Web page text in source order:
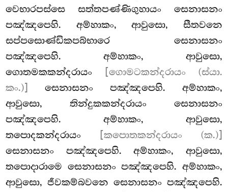
වෙභාරපස්සෙ සත්තපණ්ණිගුහායං සෙනාසනං
පඤ්ඤපෙහි. අම්හාකං, ආවුසො, සීතවනෙ
සප්පසොණ්ඩිකපබ්භාරෙ සෙනාසනං
පඤ්ඤපෙහි. අම්හාකං, ආවුසො,
ගොතමකකන්දරායං
[ගොමටකන්දරායං (ස්යා.
කං.)]
සෙනාසනං පඤ්ඤපෙහි. අම්හාකං,
ආවුසො, තින්දුකකන්දරායං සෙනාසනං
පඤ්ඤපෙහි. අම්හාකං, ආවුසො,
තපොදකන්දරායං
[කපොතකන්දරායං (ක.)]
සෙනාසනං පඤ්ඤපෙහි. අම්හාකං, ආවුසො,
තපොදාරාමෙ සෙනාසනං පඤ්ඤපෙහි. අම්හාකං,
ආවුසො, ජීවකම්බවනෙ සෙනාසනං පඤ්ඤපෙහි.